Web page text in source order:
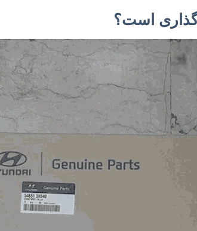
است؟